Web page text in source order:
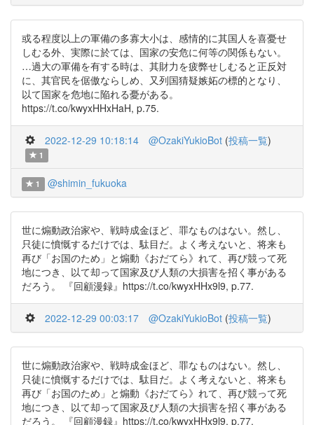
或る程度以上の軍備の多寡大小は、感情的に其国人を喜憂せ
しむる外、実際に於ては、国家の安危に何等の関係もない。
…過大の軍備を有する時は、其財力を疲弊せしむると正反対
に、其官民を倨傲ならしめ、又列国猜疑嫉妬の標的となり、
以て国家を危地に陥れる憂がある。
https://t.co/kwyxHHxHaH, p.75.
2022-12-29 10:18:14 @OzakiYukioBot (投稿一覧)
1
1 @shimin_fukuoka
世に煽動政治家や、戦時成金ほど、罪なものはない。然し、
只徒に憤慨するだけでは、駄目だ。よく考えないと、将来も
再び「お国のため」と煽動《おだてら》れて、再び競って死
地につき、以て却って国家及び人類の大損害を招く事がある
だろう。 『回顧漫録』https://t.co/kwyxHHx9l9, p.77.
2022-12-29 00:03:17 @OzakiYukioBot (投稿一覧)
世に煽動政治家や、戦時成金ほど、罪なものはない。然し、
只徒に憤慨するだけでは、駄目だ。よく考えないと、将来も
再び「お国のため」と煽動《おだてら》れて、再び競って死
地につき、以て却って国家及び人類の大損害を招く事がある
だろう。 『回顧漫録』https://t.co/kwyxHHx9l9, p.77.